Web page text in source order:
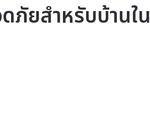
ยสำหรับบ้านใน